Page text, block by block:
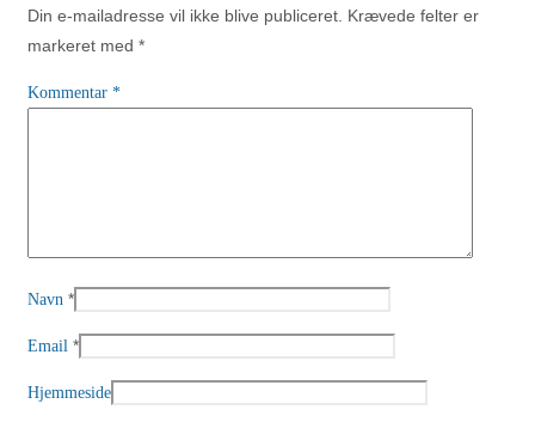
Din e-mailadresse vil ikke blive publiceret. Krævede felter er
markeret med *
Kommentar *
Navn *
Email *
Hjemmeside